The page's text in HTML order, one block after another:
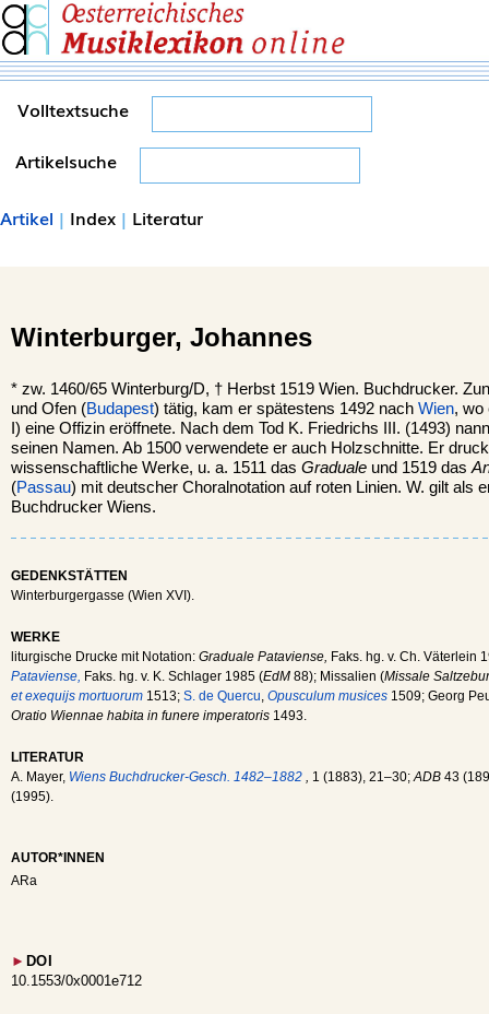
Volltextsuche
Artikelsuche
Artikel | Index | Literatur
Winterburger, Johannes
* zw. 1460/65 Winterburg/D, † Herbst 1519 Wien. Buchdrucker.
und Ofen (Budapest) tätig, kam er spätestens 1492 nach Wien, wo
I) eine Offizin eröffnete. Nach dem Tod K. Friedrichs III. (1493)
seinen Namen. Ab 1500 verwendete er auch Holzschnitte. Er
wissenschaftliche Werke, u. a. 1511 das Graduale und 1519 das
(Passau) mit deutscher Choralnotation auf roten Linien. W. gilt als
Buchdrucker Wiens.
GEDENKSTÄTTEN
Winterburgergasse (Wien XVI).
WERKE
liturgische Drucke mit Notation: Graduale Pataviense, Faks. hg. v. Ch. Väterlein
Pataviense, Faks. hg. v. K. Schlager 1985 (EdM 88); Missalien (Missale
et exequijs mortuorum 1513; S. de Quercu, Opusculum musices 1509; Georg
Oratio Wiennae habita in funere imperatoris 1493.
LITERATUR
A. Mayer, Wiens Buchdrucker-Gesch. 1482–1882 , 1 (1883), 21–30;ADB 43
(1995).
AUTOR*INNEN
ARa
► DOI
10.1553/0x0001e712